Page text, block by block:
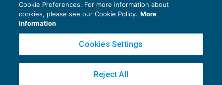
Privacy Policy
Cookie Policy
Copyright 2016 ©Gruppo Euroconference S.p.A.v2.32.4
Piazza Luigi Einaudi, 10N01 - 20124 Milano - info@ecnews.it
Cookie Preferences. For more information about
cookies, please see our Cookie Policy. More
information
Cookies Settings
Reject All